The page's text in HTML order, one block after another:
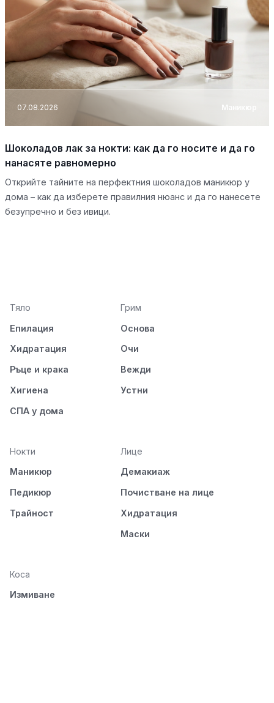
07.08.2026 Маникюр
Шоколадов лак за нокти: как да го носите и да го
нанасяте равномерно
Открийте тайните на перфектния шоколадов маникюр у
дома – как да изберете правилния нюанс и да го нанесете
безупречно и без ивици.
Тяло
Епилация
Хидратация
Ръце и крака
Хигиена
СПА у дома
Грим
Основа
Очи
Вежди
Устни
Нокти
Маникюр
Педикюр
Трайност
Лице
Демакиаж
Почистване на лице
Хидратация
Маски
Коса
Измиване